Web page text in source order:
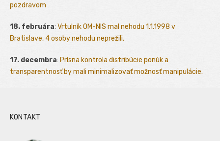
pozdravom
18. februára: Vrtulník OM-NIS mal nehodu 1.1.1998 v
Bratislave, 4 osoby nehodu neprežili.
17. decembra: Prísna kontrola distribúcie ponúk a
transparentnosť by mali minimalizovať možnosť manipulácie.
KONTAKT